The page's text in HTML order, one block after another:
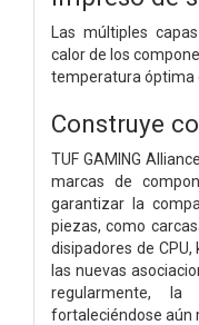
Las múltiples
calor de los
temperatura óptima
Construye
TUF GAMING
marcas de
garantizar la
piezas, como
disipadores de
las nuevas
regularmente, la
fortaleciéndose aún